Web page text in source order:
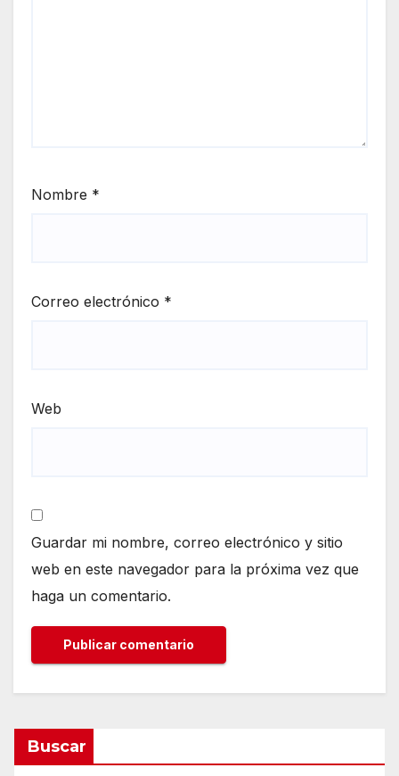
Nombre *
Correo electrónico *
Web
Guardar mi nombre, correo electrónico y sitio
web en este navegador para la próxima vez que
haga un comentario.
Buscar